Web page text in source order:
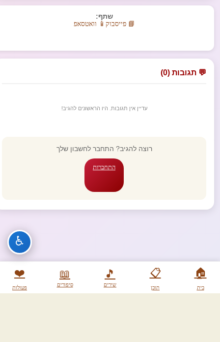
🏠
בית
📋
תוכן
🎵
שירים
📖
סיפורים
❤️
פעולות
שתף:
📘 פייסבוק 📱 וואטסאפ
💬 תגובות (0)
עדיין אין תגובות. היו הראשונים להגיב!
רוצה להגיב? התחבר לחשבון שלך
התחברות
♿